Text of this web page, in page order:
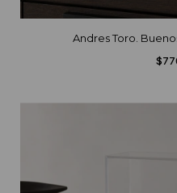
Andres Toro.